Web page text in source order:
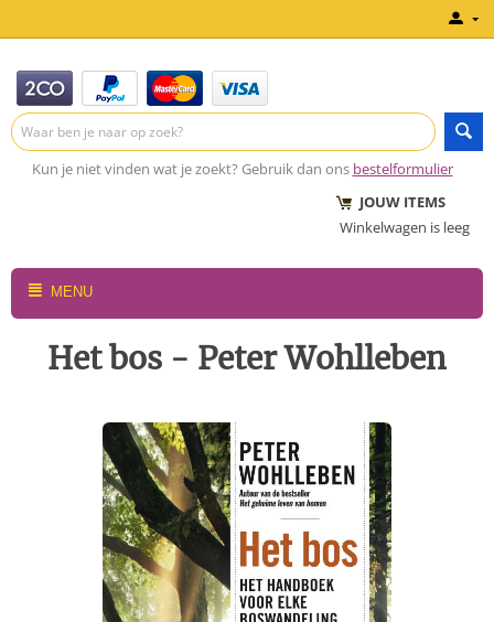
Kun je niet vinden wat je zoekt? Gebruik dan ons bestelformulier
JOUW ITEMS
Winkelwagen is leeg
MENU
Het bos - Peter Wohlleben